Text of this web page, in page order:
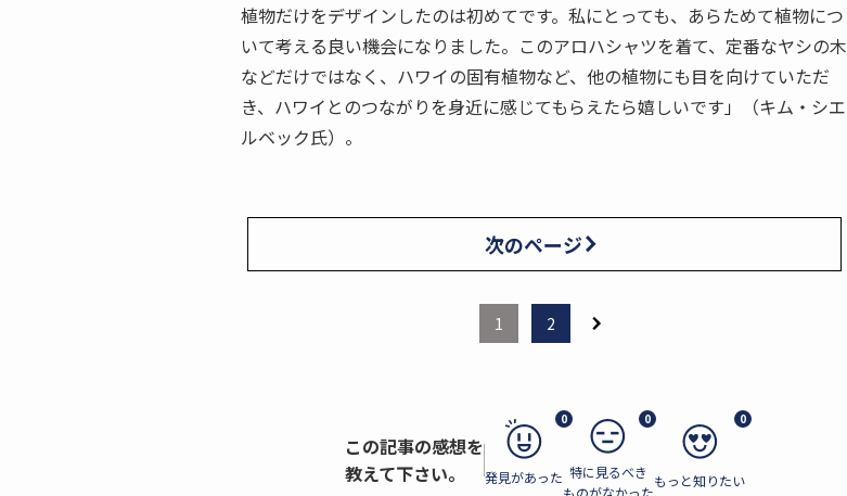
植物だけをデザインしたのは初めてです。私にとっても、あらためて植物につ
いて考える良い機会になりました。このアロハシャツを着て、定番なヤシの木
などだけではなく、ハワイの固有植物など、他の植物にも目を向けていただ
き、ハワイとのつながりを身近に感じてもらえたら嬉しいです」（キム・シエ
ルベック氏）。
次のページ
1 2
この記事の感想を
教えて下さい。
0
発見があった
0
特に見るべき
ものがなかった
0
もっと知りたい